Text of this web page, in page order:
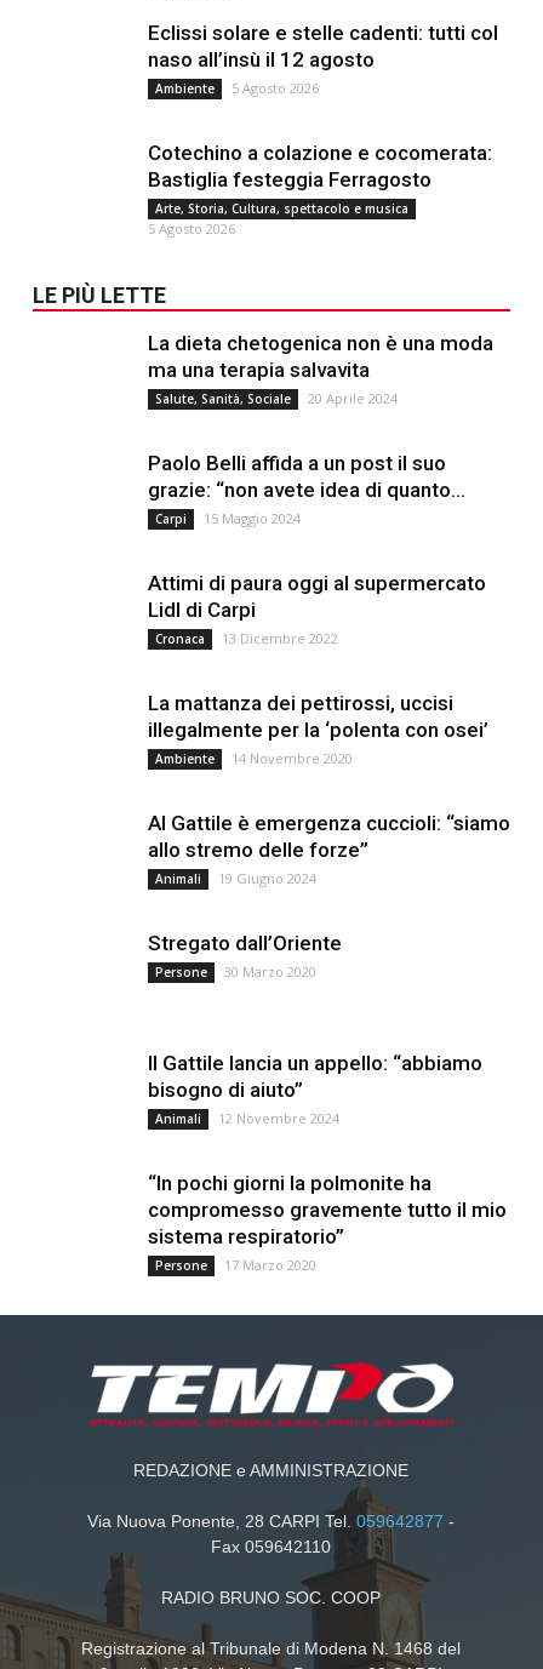
Eclissi solare e stelle cadenti: tutti col
naso all’insù il 12 agosto
Ambiente 5 Agosto 2026
Cotechino a colazione e cocomerata:
Bastiglia festeggia Ferragosto
Arte, Storia, Cultura, spettacolo e musica
5 Agosto 2026
LE PIÙ LETTE
La dieta chetogenica non è una moda
ma una terapia salvavita
Salute, Sanità, Sociale 20 Aprile 2024
Paolo Belli affida a un post il suo
grazie: “non avete idea di quanto...
Carpi 15 Maggio 2024
Attimi di paura oggi al supermercato
Lidl di Carpi
Cronaca 13 Dicembre 2022
La mattanza dei pettirossi, uccisi
illegalmente per la ‘polenta con osei’
Ambiente 14 Novembre 2020
Al Gattile è emergenza cuccioli: “siamo
allo stremo delle forze”
Animali 19 Giugno 2024
Stregato dall’Oriente
Persone 30 Marzo 2020
Il Gattile lancia un appello: “abbiamo
bisogno di aiuto”
Animali 12 Novembre 2024
“In pochi giorni la polmonite ha
compromesso gravemente tutto il mio
sistema respiratorio”
Persone 17 Marzo 2020
REDAZIONE e AMMINISTRAZIONE
Via Nuova Ponente, 28 CARPI Tel.059642877 -
Fax 059642110
RADIO BRUNO SOC. COOP
Registrazione al Tribunale di Modena N. 1468 del